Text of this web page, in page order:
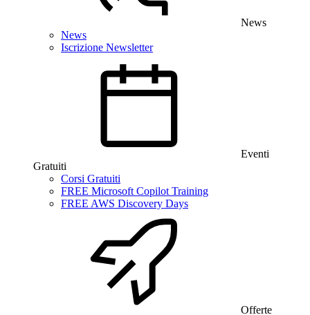
News
News
Iscrizione Newsletter
Eventi
Gratuiti
Corsi Gratuiti
FREE Microsoft Copilot Training
FREE AWS Discovery Days
Offerte